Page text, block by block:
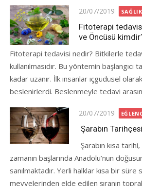
Posted
on
20/07/2019 SAĞLIK
Fitoterapi
ve Öncüsü
Fitoterapi tedavisi nedir? Bitkilerle
kullanılmasıdır. Bu yöntemin başlangıcı
kadar uzanır. İlk insanlar içgüdüsel
beslenirlerdi. Beslenmeyle tedavi
Posted
on
20/07/2019
Şarabın Tarihçesi
Şarabın kısa
zamanın başlarında Anadolu’nun
sanılmaktadır. Yerli halklar kısa bir süre
meyvelerinden elde edilen şıranın